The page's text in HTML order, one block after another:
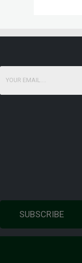
SUBSCRIBE